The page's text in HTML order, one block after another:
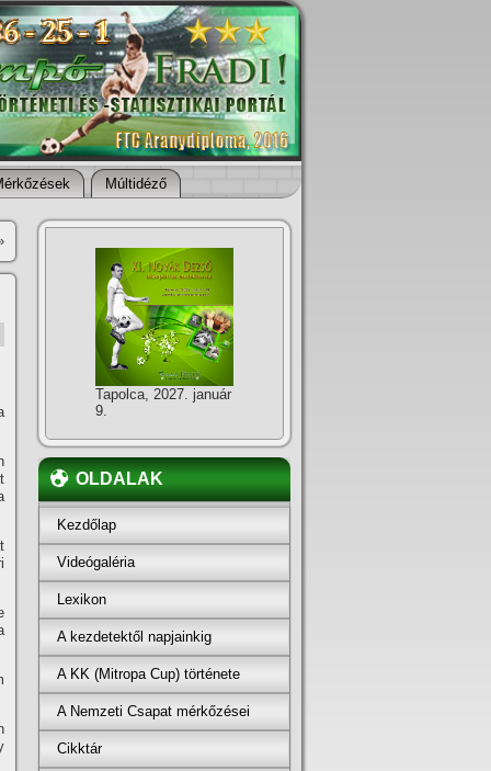
Múltidéző
Tapolca, 2027. január
9.
OLDALAK
Kezdőlap
Videógaléria
Lexikon
A kezdetektől napjainkig
A KK (Mitropa Cup) története
A Nemzeti Csapat mérkőzései
Cikktár